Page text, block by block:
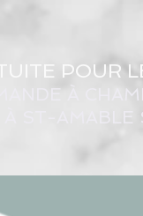
POUR
À
ST-AMABLE